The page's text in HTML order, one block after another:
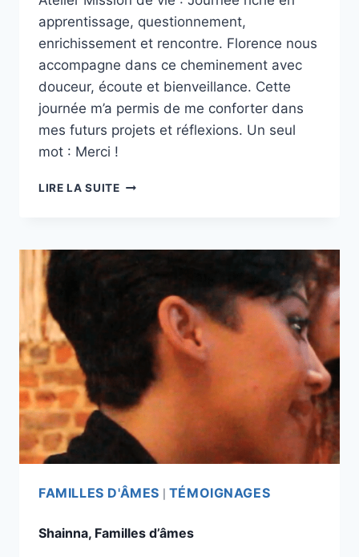
apprentissage, questionnement,
enrichissement et rencontre. Florence nous
accompagne dans ce cheminement avec
douceur, écoute et bienveillance. Cette
journée m’a permis de me conforter dans
mes futurs projets et réflexions. Un seul
mot : Merci !
LIRE LA SUITE
FAMILLES D'ÂMES TÉMOIGNAGES
Shainna, Familles d’âmes